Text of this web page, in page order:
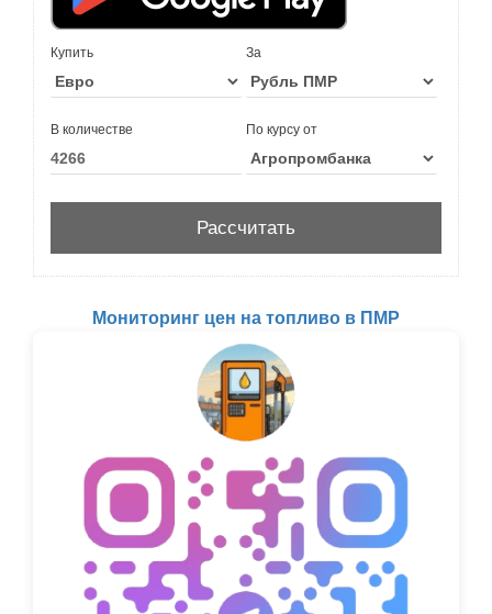
Купить За
В количестве По курсу от
Мониторинг цен на топливо в ПМР